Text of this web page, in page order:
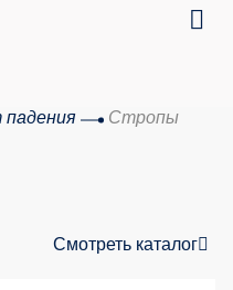
Стропы
Смотреть каталог